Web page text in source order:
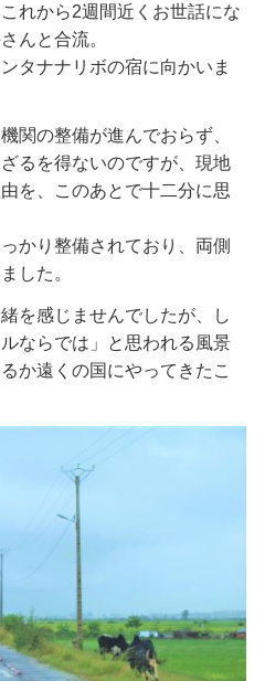
れから2週間近くお世話にな
んと合流。
タナナリボの宿に向かいま
関の整備が進んでおらず、
るを得ないのですが、現地
を、このあとで十二分に思
かり整備されており、両側
した。
を感じませんでしたが、し
ならでは」と思われる風景
か遠くの国にやってきたこ